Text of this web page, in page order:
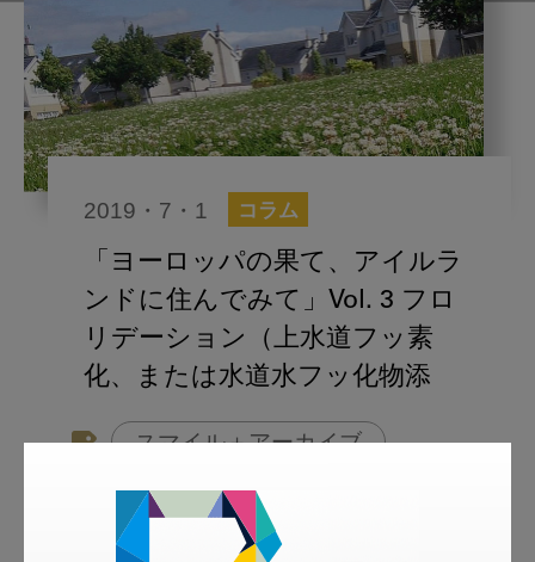
2019・7・1 コラム
「ヨーロッパの果て、アイルラ
ンドに住んでみて」Vol. 3 フロ
リデーション（上水道フッ素
化、または水道水フッ化物添
加）
スマイル＋アーカイブ
ヨーロッパ